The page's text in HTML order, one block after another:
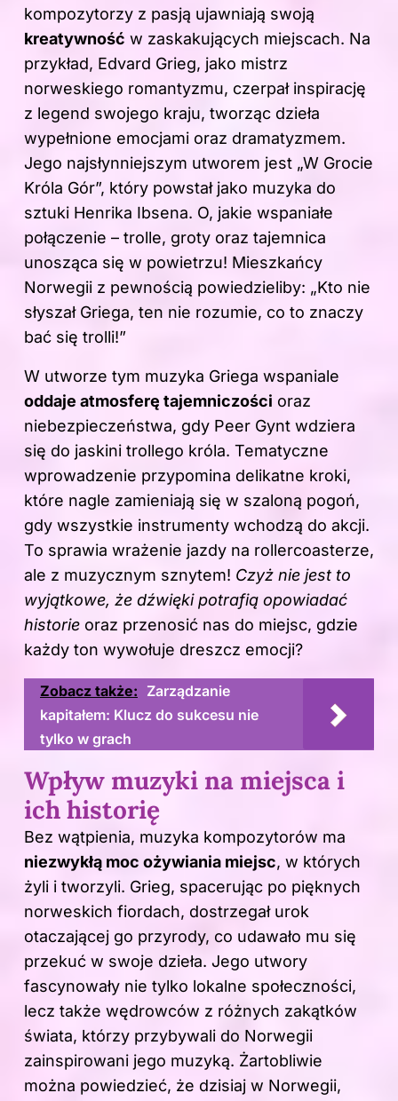
kompozytorzy z pasją ujawniają swoją
kreatywność w zaskakujących miejscach. Na
przykład, Edvard Grieg, jako mistrz
norweskiego romantyzmu, czerpał inspirację
z legend swojego kraju, tworząc dzieła
wypełnione emocjami oraz dramatyzmem.
Jego najsłynniejszym utworem jest „W Grocie
Króla Gór”, który powstał jako muzyka do
sztuki Henrika Ibsena. O, jakie wspaniałe
połączenie – trolle, groty oraz tajemnica
unosząca się w powietrzu! Mieszkańcy
Norwegii z pewnością powiedzieliby: „Kto nie
słyszał Griega, ten nie rozumie, co to znaczy
bać się trolli!”
W utworze tym muzyka Griega wspaniale
oddaje atmosferę tajemniczości oraz
niebezpieczeństwa, gdy Peer Gynt wdziera
się do jaskini trollego króla. Tematyczne
wprowadzenie przypomina delikatne kroki,
które nagle zamieniają się w szaloną pogoń,
gdy wszystkie instrumenty wchodzą do akcji.
To sprawia wrażenie jazdy na rollercoasterze,
ale z muzycznym sznytem! Czyż nie jest to
wyjątkowe, że dźwięki potrafią opowiadać
historie oraz przenosić nas do miejsc, gdzie
każdy ton wywołuje dreszcz emocji?
Zobacz także: Zarządzanie
kapitałem: Klucz do sukcesu nie
tylko w grach
Wpływ muzyki na miejsca i
ich historię
Bez wątpienia, muzyka kompozytorów ma
niezwykłą moc ożywiania miejsc, w których
żyli i tworzyli. Grieg, spacerując po pięknych
norweskich fiordach, dostrzegał urok
otaczającej go przyrody, co udawało mu się
przekuć w swoje dzieła. Jego utwory
fascynowały nie tylko lokalne społeczności,
lecz także wędrowców z różnych zakątków
świata, którzy przybywali do Norwegii
zainspirowani jego muzyką. Żartobliwie
można powiedzieć, że dzisiaj w Norwegii,